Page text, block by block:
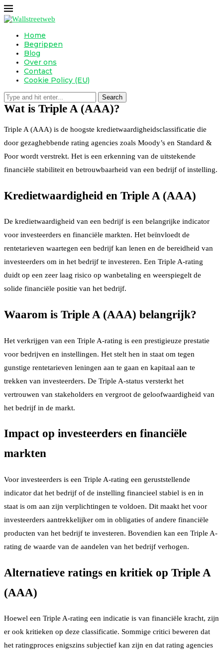
Home
Begrippen
Blog
Over ons
Contact
Cookie Policy (EU)
Search
Wat is Triple A (AAA)?
Triple A (AAA) is de hoogste kredietwaardigheidsclassificatie die
door gezaghebbende rating agencies zoals Moody’s en Standard &
Poor wordt verstrekt. Het is een erkenning van de uitstekende
financiële stabiliteit en betrouwbaarheid van een bedrijf of instelling.
Kredietwaardigheid en Triple A (AAA)
De kredietwaardigheid van een bedrijf is een belangrijke indicator
voor investeerders en financiële markten. Het beïnvloedt de
rentetarieven waartegen een bedrijf kan lenen en de bereidheid van
investeerders om in het bedrijf te investeren. Een Triple A-rating
duidt op een zeer laag risico op wanbetaling en weerspiegelt de
solide financiële positie van het bedrijf.
Waarom is Triple A (AAA) belangrijk?
Het verkrijgen van een Triple A-rating is een prestigieuze prestatie
voor bedrijven en instellingen. Het stelt hen in staat om tegen
gunstige rentetarieven leningen aan te gaan en kapitaal aan te
trekken van investeerders. De Triple A-status versterkt het
vertrouwen van stakeholders en vergroot de geloofwaardigheid van
het bedrijf in de markt.
Impact op investeerders en financiële
markten
Voor investeerders is een Triple A-rating een geruststellende
indicator dat het bedrijf of de instelling financieel stabiel is en in
staat is om aan zijn verplichtingen te voldoen. Dit maakt het voor
investeerders aantrekkelijker om in obligaties of andere financiële
producten van het bedrijf te investeren. Bovendien kan een Triple A-
rating de waarde van de aandelen van het bedrijf verhogen.
Alternatieve ratings en kritiek op Triple A
(AAA)
Hoewel een Triple A-rating een indicatie is van financiële kracht, zijn
er ook kritieken op deze classificatie. Sommige critici beweren dat
het ratingproces enigszins subjectief kan zijn en dat rating agencies